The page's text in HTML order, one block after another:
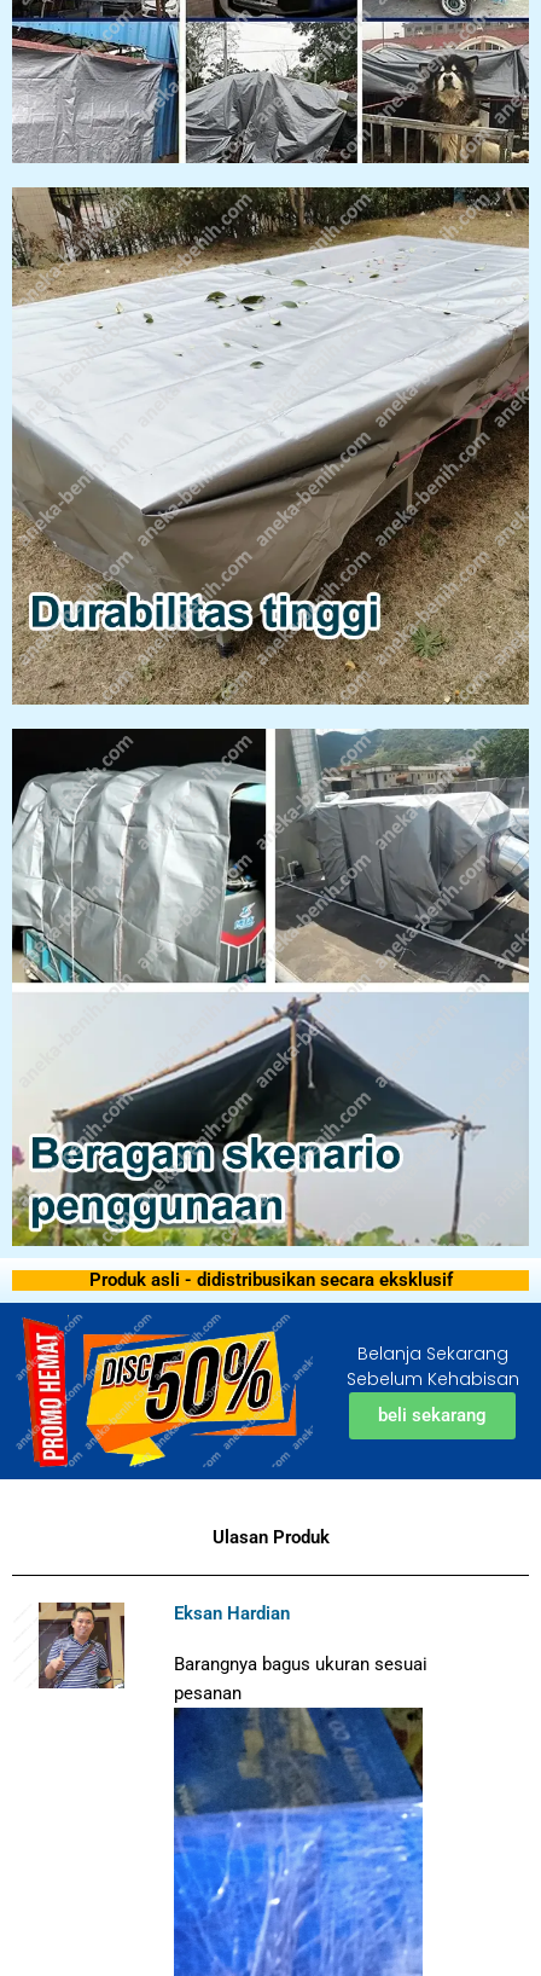
Produk asli - didistribusikan secara eksklusif
Belanja Sekarang
Sebelum Kehabisan
beli sekarang
Ulasan Produk
Eksan Hardian
Barangnya bagus ukuran sesuai
pesanan